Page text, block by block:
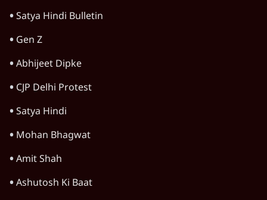
Satya Hindi Bulletin
Gen Z
Abhijeet Dipke
CJP Delhi Protest
Satya Hindi
Mohan Bhagwat
Amit Shah
Ashutosh Ki Baat